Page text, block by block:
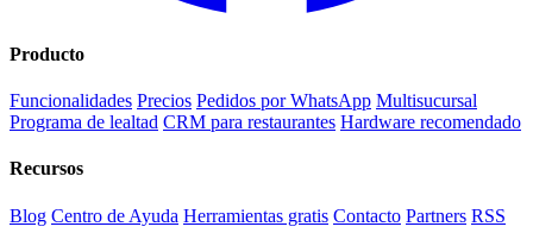
Producto
Funcionalidades Precios Pedidos por WhatsApp Multisucursal
Programa de lealtad CRM para restaurantes Hardware recomendado
Recursos
Blog Centro de Ayuda Herramientas gratis Contacto Partners RSS